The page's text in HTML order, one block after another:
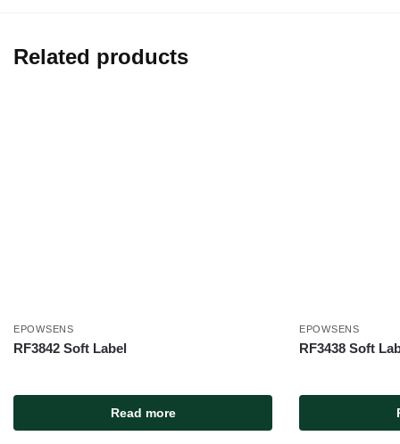
Related products
EPOWSENS
RF3842 Soft Label
Read more
EPOWSENS
RF3438 Soft